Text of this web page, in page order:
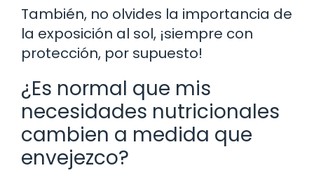
También, no olvides la importancia de
la exposición al sol, ¡siempre con
protección, por supuesto!
¿Es normal que mis
necesidades nutricionales
cambien a medida que
envejezco?